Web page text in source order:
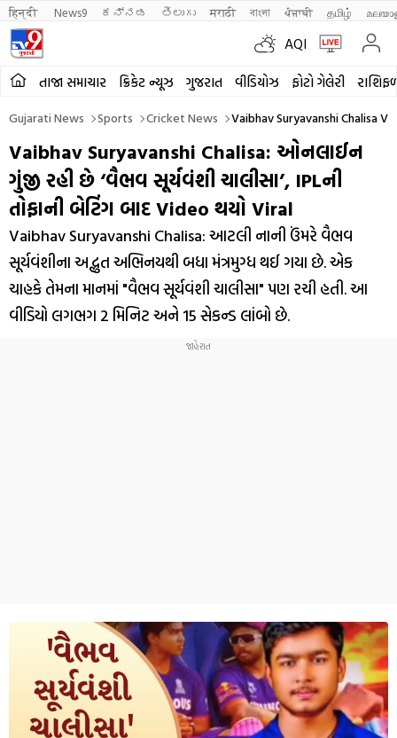
हिन्दी News9 ಕನ್ನಡ తెలుగు मराठी বাংলা ਪੰਜਾਬੀ தமிழ்
AQI
તાજા સમાચાર ક્રિકેટ ન્યૂઝ ગુજરાત વીડિયોઝ ફોટો ગેલેરી
Gujarati News Sports Cricket News Vaibhav Suryavanshi Chalisa
Vaibhav Suryavanshi Chalisa: ઓનલાઈન
ગુંજી રહી છે ‘વૈભવ સૂર્યવંશી ચાલીસા’, IPLની
તોફાની બેટિંગ બાદ Video થયો Viral
Vaibhav Suryavanshi Chalisa: આટલી નાની ઉંમરે વૈભવ
સૂર્યવંશીના અદ્ભુત અભિનયથી બધા મંત્રમુગ્ધ થઈ ગયા છે. એક
ચાહકે તેમના માનમાં "વૈભવ સૂર્યવંશી ચાલીસા" પણ રચી હતી. આ
વીડિયો લગભગ 2 મિનિટ અને 15 સેકન્ડ લાંબો છે.